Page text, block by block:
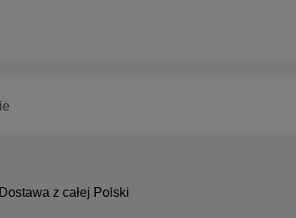
Dostawa z całej Polski